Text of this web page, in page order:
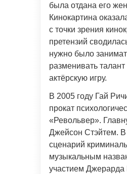
была отдана его
Кинокартина
с точки зрения
претензий
нужно было
разменивать
актёрскую игру.
В 2005 году Гай
прокат
«Револьвер».
Джейсон Стэйтем. В
сценарий
музыкальным
участием